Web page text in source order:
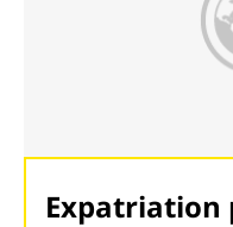
Expatriation